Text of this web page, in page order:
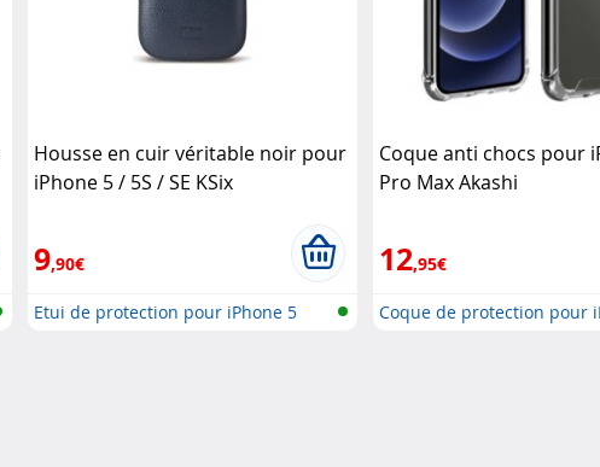
Housse en cuir véritable noir pour
iPhone 5 / 5S / SE KSix
9,90€
Etui de protection pour iPhone 5
Coque anti chocs pour
Pro Max Akashi
12,95€
Coque de protection pour